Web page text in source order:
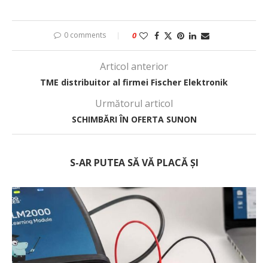
0 comments 0
Articol anterior
TME distribuitor al firmei Fischer Elektronik
Următorul articol
SCHIMBĂRI ÎN OFERTA SUNON
S-AR PUTEA SĂ VĂ PLACĂ ȘI